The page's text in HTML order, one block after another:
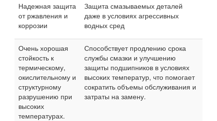
Надежная защита
от ржавления и
коррозии
Защита смазываемых деталей
даже в условиях агрессивных
водных сред
Очень хорошая
стойкость к
термическому,
окислительному и
структурному
разрушению при
высоких
температурах.
Способствует продлению срока
службы смазки и улучшению
защиты подшипников в условиях
высоких температур, что помогает
сократить объемы обслуживания и
затраты на замену.